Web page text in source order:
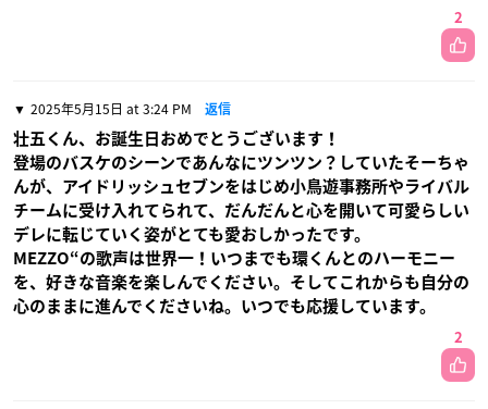
2
2025年5月15日 at 3:24 PM 返信
壮五くん、お誕生日おめでとうございます！
登場のバスケのシーンであんなにツンツン？していたそーちゃ
んが、アイドリッシュセブンをはじめ小鳥遊事務所やライバル
チームに受け入れてられて、だんだんと心を開いて可愛らしい
デレに転じていく姿がとても愛おしかったです。
MEZZO“の歌声は世界一！いつまでも環くんとのハーモニー
を、好きな音楽を楽しんでください。そしてこれからも自分の
心のままに進んでくださいね。いつでも応援しています。
2